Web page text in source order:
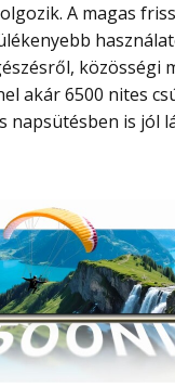
A magas
közösségi
akár 6500 nites
napsütésben is jól